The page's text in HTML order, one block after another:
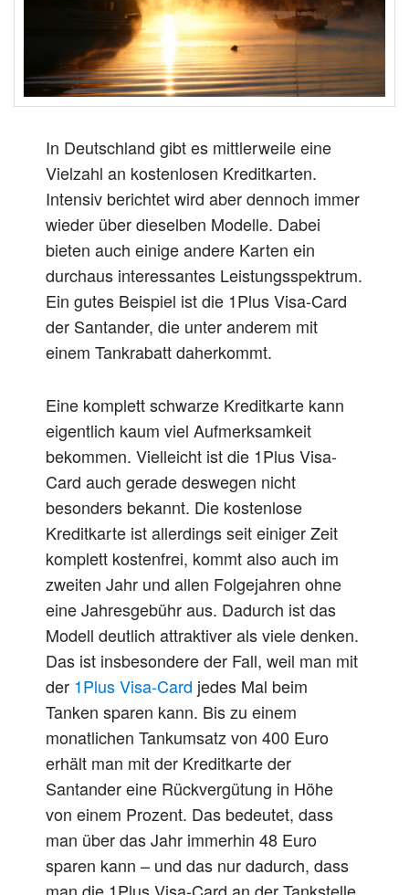
In Deutschland gibt es mittlerweile eine
Vielzahl an kostenlosen Kreditkarten.
Intensiv berichtet wird aber dennoch immer
wieder über dieselben Modelle. Dabei
bieten auch einige andere Karten ein
durchaus interessantes Leistungsspektrum.
Ein gutes Beispiel ist die 1Plus Visa-Card
der Santander, die unter anderem mit
einem Tankrabatt daherkommt.
Eine komplett schwarze Kreditkarte kann
eigentlich kaum viel Aufmerksamkeit
bekommen. Vielleicht ist die 1Plus Visa-
Card auch gerade deswegen nicht
besonders bekannt. Die kostenlose
Kreditkarte ist allerdings seit einiger Zeit
komplett kostenfrei, kommt also auch im
zweiten Jahr und allen Folgejahren ohne
eine Jahresgebühr aus. Dadurch ist das
Modell deutlich attraktiver als viele denken.
Das ist insbesondere der Fall, weil man mit
der 1Plus Visa-Card jedes Mal beim
Tanken sparen kann. Bis zu einem
monatlichen Tankumsatz von 400 Euro
erhält man mit der Kreditkarte der
Santander eine Rückvergütung in Höhe
von einem Prozent. Das bedeutet, dass
man über das Jahr immerhin 48 Euro
sparen kann – und das nur dadurch, dass
man die 1Plus Visa-Card an der Tankstelle